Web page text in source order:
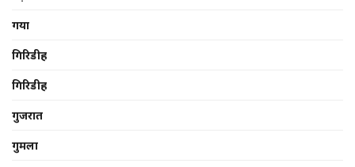
गया
गिरिडीह
गिरिडीह
गुजरात
गुमला